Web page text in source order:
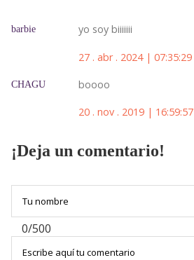
barbie yo soy biiiiiii
27 . abr . 2024 | 07:35:29
CHAGU boooo
20 . nov . 2019 | 16:59:57
¡Deja un comentario!
0/500